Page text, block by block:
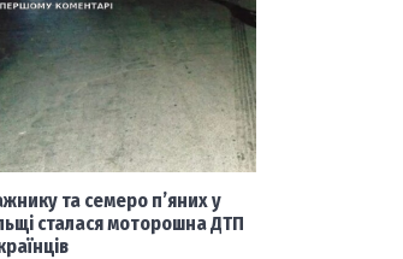
та семеро п’яних у
сталася моторошна ДТП